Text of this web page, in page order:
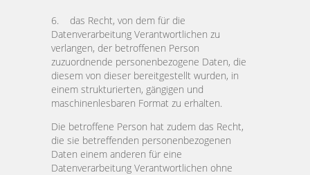
6. das Recht, von dem für die
Datenverarbeitung Verantwortlichen zu
verlangen, der betroffenen Person
zuzuordnende personenbezogene Daten, die
diesem von dieser bereitgestellt wurden, in
einem strukturierten, gängigen und
maschinenlesbaren Format zu erhalten.
Die betroffene Person hat zudem das Recht,
die sie betreffenden personenbezogenen
Daten einem anderen für eine
Datenverarbeitung Verantwortlichen ohne